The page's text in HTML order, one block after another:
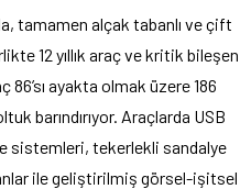
tamamen alçak tabanlı ve çift
12 yıllık araç ve kritik bileşen
ayakta olmak üzere 186
barındırıyor. Araçlarda USB
sistemleri, tekerlekli sandalye
ile geliştirilmiş görsel-işitsel